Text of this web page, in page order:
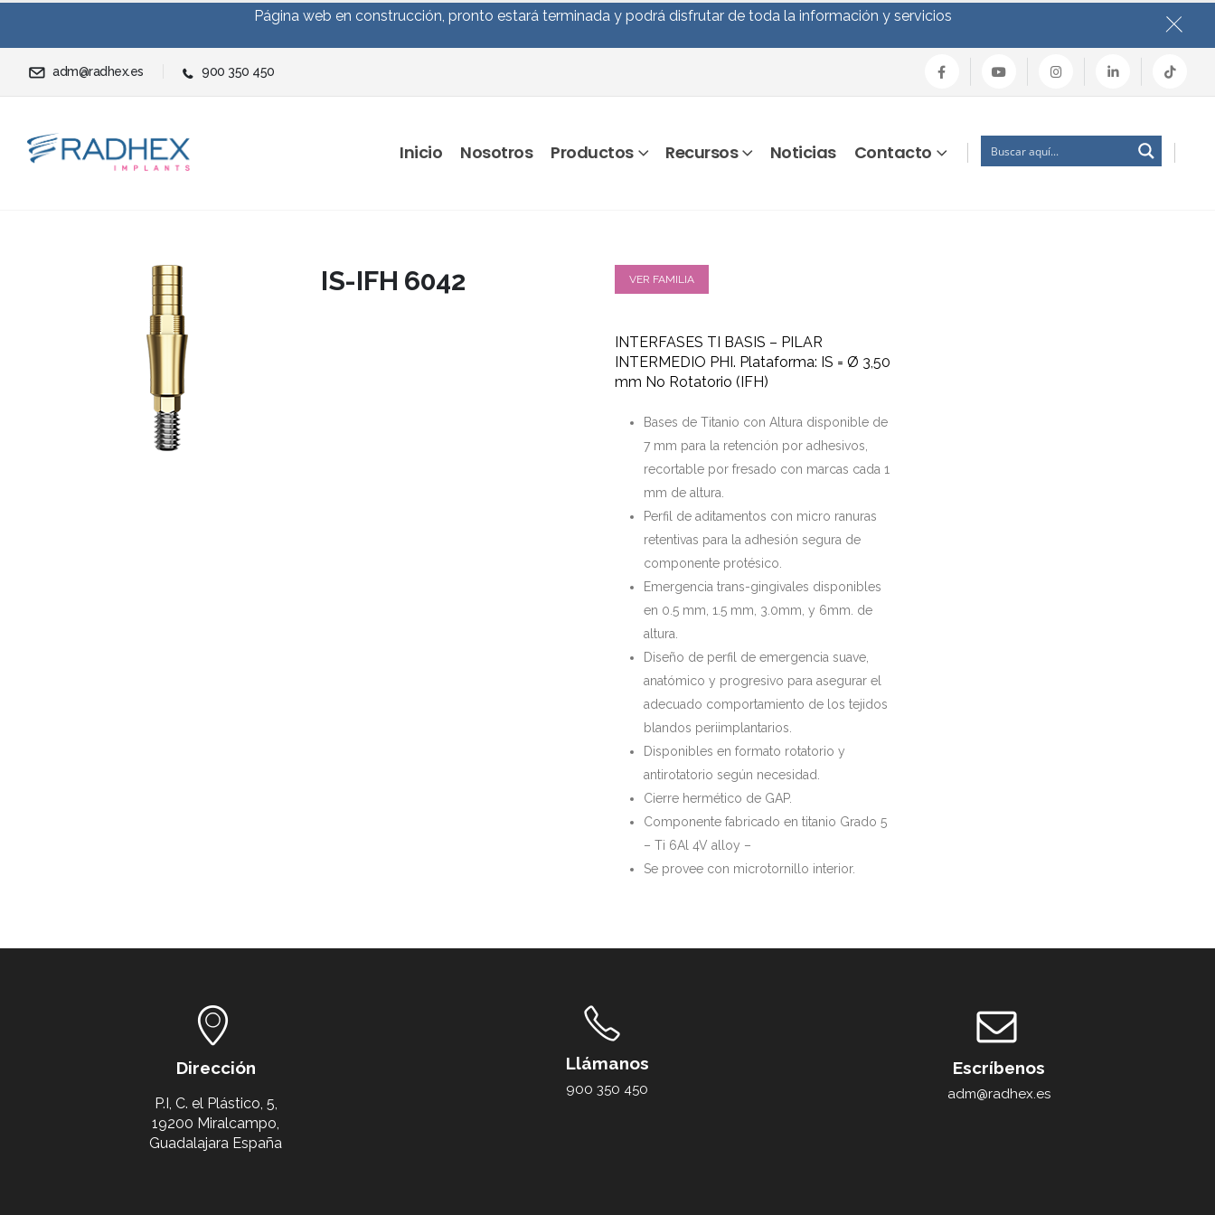
Página web en construcción, pronto estará terminada y podrá disfrutar de toda la información y servicios
adm@radhex.es 900 350 450
Inicio Nosotros Productos Recursos Noticias Contacto
IS-IFH 6042 VER FAMILIA
INTERFASES TI BASIS – PILAR
INTERMEDIO PHI. Plataforma: IS = Ø 3,50
mm No Rotatorio (IFH)
Bases de Titanio con Altura disponible de
7 mm para la retención por adhesivos,
recortable por fresado con marcas cada 1
mm de altura.
Perfil de aditamentos con micro ranuras
retentivas para la adhesión segura de
componente protésico.
Emergencia trans-gingivales disponibles
en 0.5 mm, 1.5 mm, 3.0mm, y 6mm. de
altura.
Diseño de perfil de emergencia suave,
anatómico y progresivo para asegurar el
adecuado comportamiento de los tejidos
blandos periimplantarios.
Disponibles en formato rotatorio y
antirotatorio según necesidad.
Cierre hermético de GAP.
Componente fabricado en titanio Grado 5
– Ti 6Al 4V alloy –
Se provee con microtornillo interior.
Dirección
P.I, C. el Plástico, 5,
19200 Miralcampo,
Guadalajara España
Llámanos
900 350 450
Escríbenos
adm@radhex.es